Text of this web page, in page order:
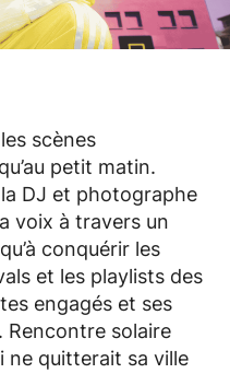
scènes
petit matin.
DJ et photographe
voix à travers un
conquérir les
et les playlists des
engagés et ses
Rencontre solaire
ne quitterait sa ville